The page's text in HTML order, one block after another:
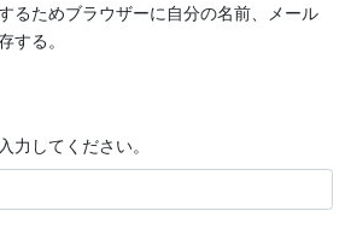
るためブラウザーに自分の名前、メール
する。
力してください。